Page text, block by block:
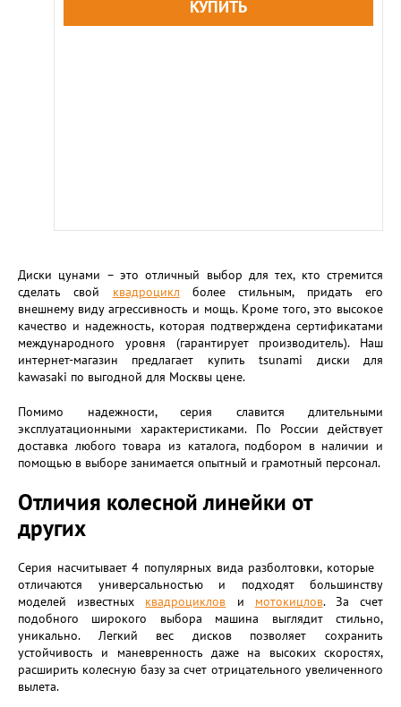
Диски цунами – это отличный выбор для тех, кто стремится
сделать свой квадроцикл более стильным, придать его
внешнему виду агрессивность и мощь. Кроме того, это высокое
качество и надежность, которая подтверждена сертификатами
международного уровня (гарантирует производитель). Наш
интернет-магазин предлагает купить tsunami диски для
kawasaki по выгодной для Москвы цене.
Помимо надежности, серия славится длительными
эксплуатационными характеристиками. По России действует
доставка любого товара из каталога, подбором в наличии и
помощью в выборе занимается опытный и грамотный персонал.
Отличия колесной линейки от
других
Серия насчитывает 4 популярных вида разболтовки, которые
отличаются универсальностью и подходят большинству
моделей известных квадроциклов и мотокицлов. За счет
подобного широкого выбора машина выглядит стильно,
уникально. Легкий вес дисков позволяет сохранить
устойчивость и маневренность даже на высоких скоростях,
расширить колесную базу за счет отрицательного увеличенного
вылета.